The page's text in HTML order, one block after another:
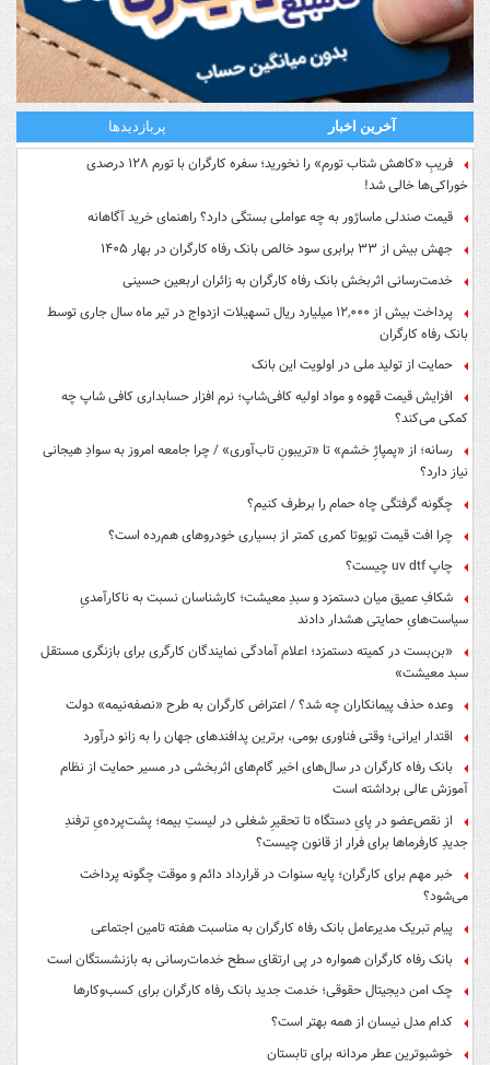
آخرین اخبار پربازدیدها
فریبِ «کاهش شتاب تورم» را نخورید؛ سفره کارگران با تورم ۱۲۸ درصدی
خوراکی‌ها خالی شد!
قیمت صندلی ماساژور به چه عواملی بستگی دارد؟ راهنمای خرید آگاهانه
جهش بیش از ۳۳ برابری سود خالص بانک رفاه کارگران در بهار ۱۴۰۵
خدمت‌رسانی اثربخش بانک رفاه کارگران به زائران اربعین حسینی
پرداخت بیش از ۱۲,۰۰۰ میلیارد ریال تسهیلات ازدواج در تیر ماه سال جاری توسط
بانک رفاه کارگران
حمایت از تولید ملی در اولویت این بانک
افزایش قیمت قهوه و مواد اولیه کافی‌شاپ؛ نرم افزار حسابداری کافی شاپ چه
کمکی می‌کند؟
رسانه؛ از «پمپاژِ خشم» تا «تریبونِ تاب‌آوری» / چرا جامعه امروز به سوادِ هیجانی
نیاز دارد؟
چگونه گرفتگی چاه حمام را برطرف کنیم؟
چرا افت قیمت تویوتا کمری کمتر از بسیاری خودروهای هم‌رده است؟
چاپ uv dtf چیست؟
شکافِ عمیق میان دستمزد و سبدِ معیشت؛ کارشناسان نسبت به ناکارآمدیِ
سیاست‌هایِ حمایتی هشدار دادند
«بن‌بست در کمیته دستمزد؛ اعلام آمادگی نمایندگان کارگری برای بازنگری مستقل
سبد معیشت»
وعده حذف پیمانکاران چه شد؟ / اعتراض کارگران به طرح «نصفه‌نیمه» دولت
اقتدار ایرانی؛ وقتی فناوری بومی، برترین پدافندهای جهان را به زانو درآورد
بانک رفاه کارگران در سال‌های اخیر گام‌های اثربخشی در مسیر حمایت از نظام
آموزش عالی برداشته است
از نقص‌عضو در پایِ دستگاه تا تحقیرِ شغلی در لیستِ بیمه؛ پشت‌پرده‌یِ ترفندِ
جدیدِ کارفرماها برای فرار از قانون چیست؟
خبر مهم برای کارگران؛ پایه سنوات در قرارداد دائم و موقت چگونه پرداخت
می‌شود؟
پیام تبریک مدیرعامل بانک رفاه کارگران به مناسبت هفته تامین اجتماعی
بانک رفاه کارگران همواره در پی ارتقای سطح خدمات‌رسانی به بازنشستگان است
چک امن دیجیتال حقوقی؛ خدمت جدید بانک رفاه کارگران برای کسب‌وکارها
کدام مدل نیسان از همه بهتر است؟
خوشبوترین عطر مردانه برای تابستان